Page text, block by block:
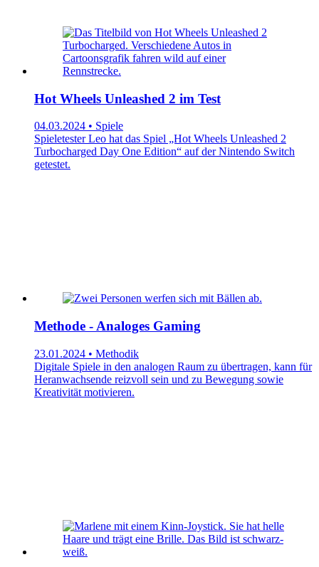
Hot Wheels Unleashed 2 im Test
04.03.2024 • Spiele
Spieletester Leo hat das Spiel „Hot Wheels Unleashed 2
Turbocharged Day One Edition“ auf der Nintendo Switch
getestet.
Methode - Analoges Gaming
23.01.2024 • Methodik
Digitale Spiele in den analogen Raum zu übertragen, kann für
Heranwachsende reizvoll sein und zu Bewegung sowie
Kreativität motivieren.